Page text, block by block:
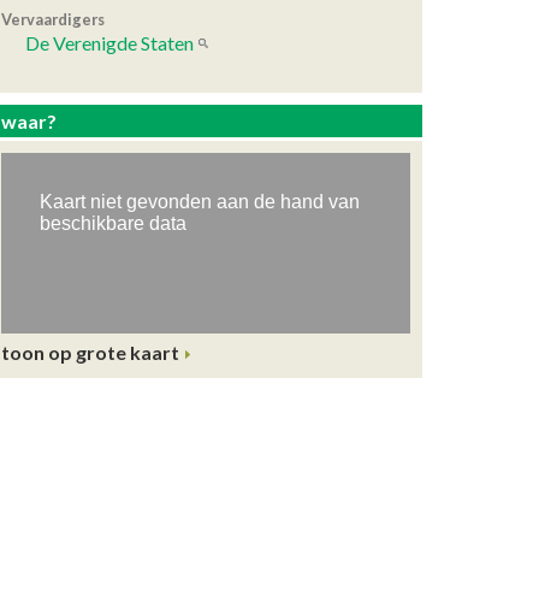
Vervaardigers
De Verenigde Staten
waar?
toon op grote kaart